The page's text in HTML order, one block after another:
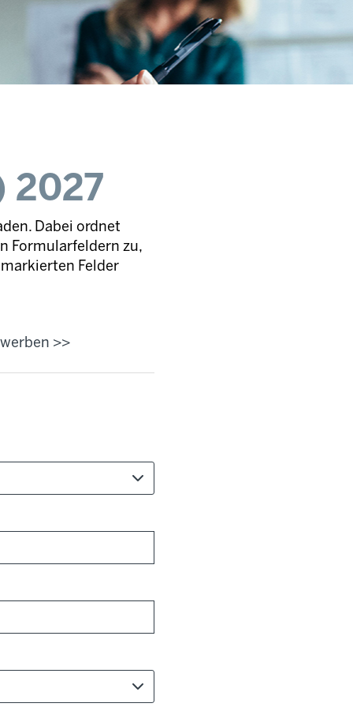
2027
Dabei ordnet
Formularfeldern zu,
markierten Felder
>>